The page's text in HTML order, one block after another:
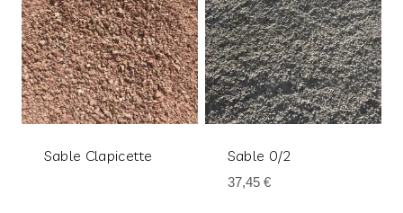
Sable Clapicette Sable 0/2
37,45 €